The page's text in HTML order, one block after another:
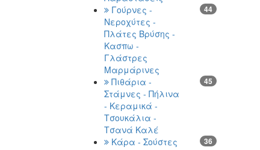
Γούρνες -
Νεροχύτες -
Πλάτες Βρύσης -
Κασπω -
Γλάστρες
Μαρμάρινες
44
Πιθάρια -
Στάμνες - Πήλινα
- Κεραμικά -
Τσουκάλια -
Τσανά Καλέ
45
Κάρα - Σούστες
36